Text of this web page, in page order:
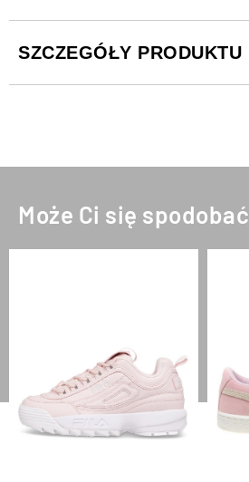
SZCZEGÓŁY PRODUKTU
Może Ci się spodobać